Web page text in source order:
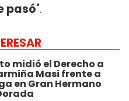
pasó".
midió el Derecho a
Masi frente a
en Gran Hermano